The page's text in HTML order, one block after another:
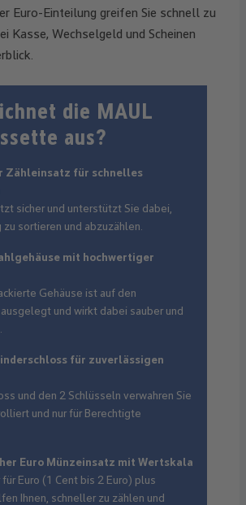
Euro-Einteilung greifen Sie schnell zu
Kasse, Wechselgeld und Scheinen
die MAUL
aus?
Zähleinsatz für schnelles
sicher und unterstützt Sie dabei,
sortieren und abzuzählen.
mit hochwertiger
Gehäuse ist auf den
und wirkt dabei sauber und
für zuverlässigen
und den 2 Schlüsseln verwahren Sie
und nur für Berechtigte
Euro Münzeinsatz mit Wertskala
Euro (1 Cent bis 2 Euro) plus
Ihnen, schneller zu zählen und